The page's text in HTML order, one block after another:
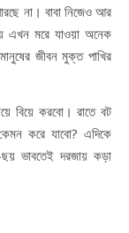
না। বাবা নিজেও আর
এখন মরে যাওয়া অনেক
জীবন মুক্ত পাখির
বিয়ে করবো। রাতে বট
করে যাবো? এদিকে
ভাবতেই দরজায় কড়া